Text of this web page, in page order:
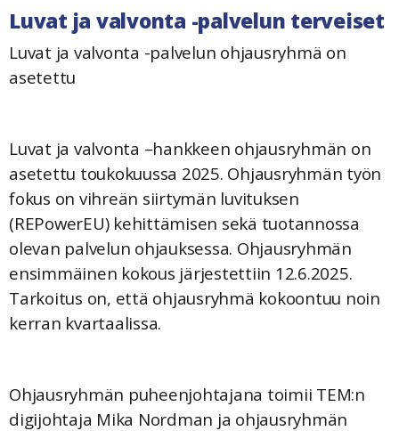
Luvat ja valvonta -palvelun terveiset
Luvat ja valvonta -palvelun ohjausryhmä on
asetettu
Luvat ja valvonta –hankkeen ohjausryhmän on
asetettu toukokuussa 2025. Ohjausryhmän työn
fokus on vihreän siirtymän luvituksen
(REPowerEU) kehittämisen sekä tuotannossa
olevan palvelun ohjauksessa. Ohjausryhmän
ensimmäinen kokous järjestettiin 12.6.2025.
Tarkoitus on, että ohjausryhmä kokoontuu noin
kerran kvartaalissa.
Ohjausryhmän puheenjohtajana toimii TEM:n
digijohtaja Mika Nordman ja ohjausryhmän